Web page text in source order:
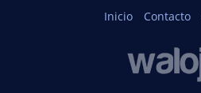
Inicio Contacto